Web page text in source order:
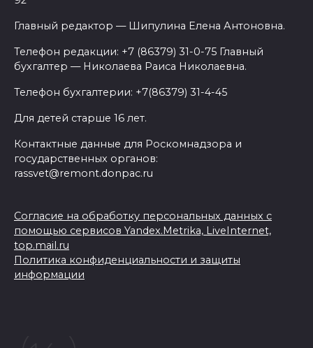
Главный редактор — Шипулина Елена Антоновна.
Телефон редакции: +7 (86379) 31-0-75 Главный
бухгалтер — Николаева Раиса Николаевна.
Телефон бухгалтерии: +7(86379) 31-4-45
Для детей старше 16 лет.
Контактные данные для Роскомнадзора и
государственных органов:
rassvet@remont.donpac.ru
Согласие на обработку персональных данных с
помощью сервисов Yandex.Metrika, LiveInternet,
top.mail.ru
Политика конфиденциальности и защиты
информации